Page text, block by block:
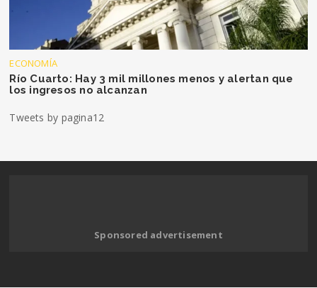
ECONOMÍA
Río Cuarto: Hay 3 mil millones menos y alertan que
los ingresos no alcanzan
Tweets by pagina12
Sponsored advertisement